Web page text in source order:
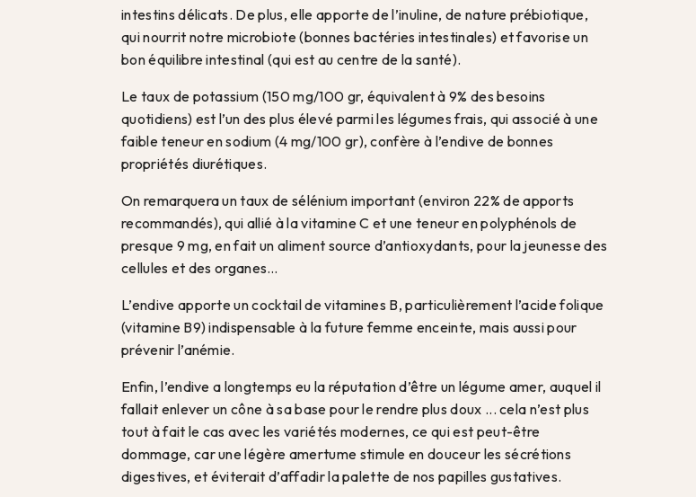
intestins délicats. De plus, elle apporte de l’inuline, de nature prébiotique,
qui nourrit notre microbiote (bonnes bactéries intestinales) et favorise un
bon équilibre intestinal (qui est au centre de la santé).
Le taux de potassium (150 mg/100 gr, équivalent à 9% des besoins
quotidiens) est l’un des plus élevé parmi les légumes frais, qui associé à une
faible teneur en sodium (4 mg/100 gr), confère à l’endive de bonnes
propriétés diurétiques.
On remarquera un taux de sélénium important (environ 22% de apports
recommandés), qui allié à la vitamine C et une teneur en polyphénols de
presque 9 mg, en fait un aliment source d’antioxydants, pour la jeunesse des
cellules et des organes…
L’endive apporte un cocktail de vitamines B, particulièrement l’acide folique
(vitamine B9) indispensable à la future femme enceinte, mais aussi pour
prévenir l’anémie.
Enfin, l’endive a longtemps eu la réputation d’être un légume amer, auquel il
fallait enlever un cône à sa base pour le rendre plus doux ... cela n’est plus
tout à fait le cas avec les variétés modernes, ce qui est peut-être
dommage, car une légère amertume stimule en douceur les sécrétions
digestives, et éviterait d’affadir la palette de nos papilles gustatives.